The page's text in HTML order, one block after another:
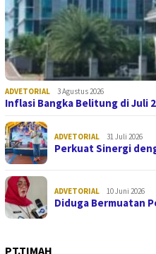
ADVETORIAL 3 Agustus 2026
Inflasi Bangka Belitung di Juli
ADVETORIAL 31 Juli 2026
Perkuat Sinergi
ADVETORIAL 10 Juni 2026
Diduga Bermuatan
PT.TIMAH